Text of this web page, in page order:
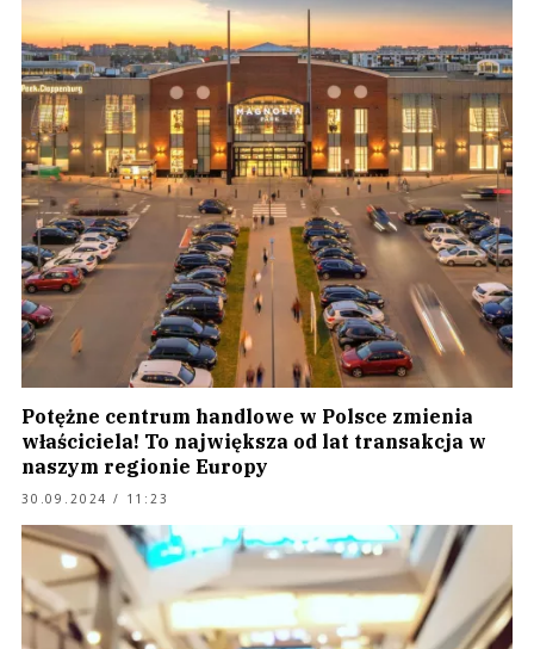
Potężne centrum handlowe w Polsce zmienia
właściciela! To największa od lat transakcja w
naszym regionie Europy
30.09.2024 / 11:23